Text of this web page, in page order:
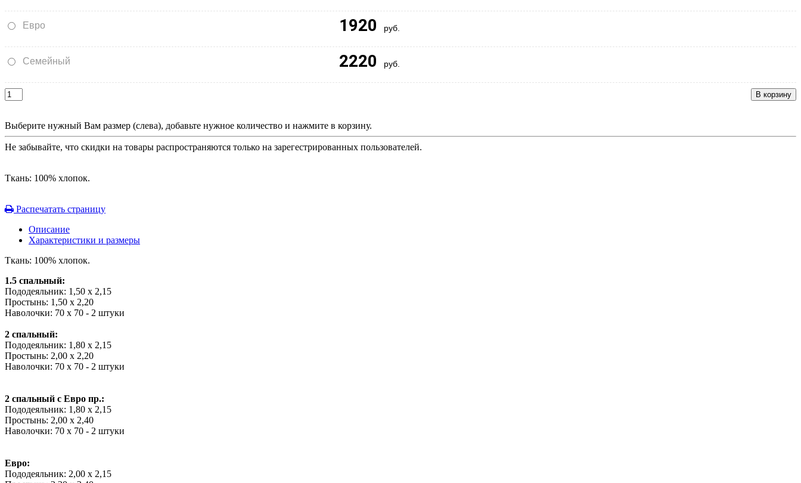
Евро 1920 руб.
Семейный 2220 руб.
Выберите нужный Вам размер (слева), добавьте нужное количество и нажмите в корзину.
Не забывайте, что скидки на товары распространяются только на зарегестрированных пользователей.
Ткань: 100% хлопок.
Распечатать страницу
Описание
Характеристики и размеры
Ткань: 100% хлопок.
1.5 спальный:
Пододеяльник: 1,50 х 2,15
Простынь: 1,50 х 2,20
Наволочки: 70 х 70 - 2 штуки
2 спальный:
Пододеяльник: 1,80 х 2,15
Простынь: 2,00 х 2,20
Наволочки: 70 х 70 - 2 штуки
2 спальный с Евро пр.:
Пододеяльник: 1,80 х 2,15
Простынь: 2,00 х 2,40
Наволочки: 70 х 70 - 2 штуки
Евро:
Пододеяльник: 2,00 х 2,15